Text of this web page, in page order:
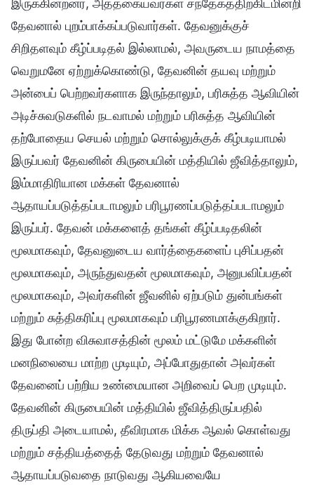
தேவனால் புறம்பாக்கப்படுவார்கள். தேவனுக்குச்
சிறிதளவும் கீழ்ப்படிதல் இல்லாமல், அவருடைய நாமத்தை
வெறுமனே ஏற்றுக்கொண்டு, தேவனின் தயவு மற்றும்
அன்பைப் பெற்றவர்களாக இருந்தாலும், பரிசுத்த ஆவியின்
அடிச்சுவடுகளில் நடவாமல் மற்றும் பரிசுத்த ஆவியின்
தற்போதைய செயல் மற்றும் சொல்லுக்குக் கீழ்படியாமல்
இருப்பவர் தேவனின் கிருபையின் மத்தியில் ஜீவித்தாலும்,
இம்மாதிரியான மக்கள் தேவனால்
ஆதாயப்படுத்தப்படாமலும் பரிபூரணப்படுத்தப்படாமலும்
இருப்பர். தேவன் மக்களைத் தங்கள் கீழ்ப்படிதலின்
மூலமாகவும், தேவனுடைய வார்த்தைகளைப் புசிப்பதன்
மூலமாகவும், அருந்துவதன் மூலமாகவும், அனுபவிப்பதன்
மூலமாகவும், அவர்களின் ஜீவனில் ஏற்படும் துன்பங்கள்
மற்றும் சுத்திகரிப்பு மூலமாகவும் பரிபூரணமாக்குகிறார்.
இது போன்ற விசுவாசத்தின் மூலம் மட்டுமே மக்களின்
மனநிலையை மாற்ற முடியும், அப்போதுதான் அவர்கள்
தேவனைப் பற்றிய உண்மையான அறிவைப் பெற முடியும்.
தேவனின் கிருபையின் மத்தியில் ஜீவித்திருப்பதில்
திருப்தி அடையாமல், தீவிரமாக மிக்க ஆவல் கொள்வது
மற்றும் சத்தியத்தைத் தேடுவது மற்றும் தேவனால்
ஆதாயப்படுவதை நாடுவது ஆகியவையே